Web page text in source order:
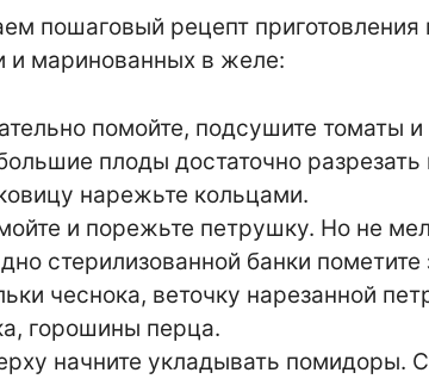
пошаговый рецепт
и маринованных в желе:
помойте, подсушите томаты
плоды достаточно разрезать
нарежьте кольцами.
и порежьте петрушку. Но не
стерилизованной банки
чеснока, веточку нарезанной
горошины перца.
начните укладывать помидоры.